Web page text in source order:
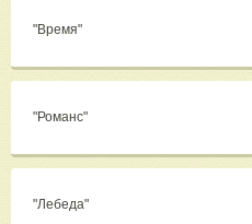
"Время"
"Романс"
"Лебеда"